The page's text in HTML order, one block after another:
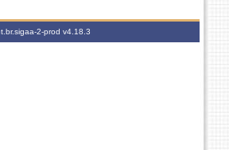
2-prod v4.18.3